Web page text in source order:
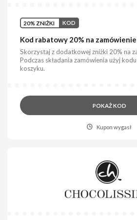
20% ZNIŻKI KOD
Kod rabatowy 20% na
Skorzystaj z dodatkowej zniżki 20% na
Podczas składania zamówienia użyj
koszyku.
POKAŻ KOD
Kupon wygasł